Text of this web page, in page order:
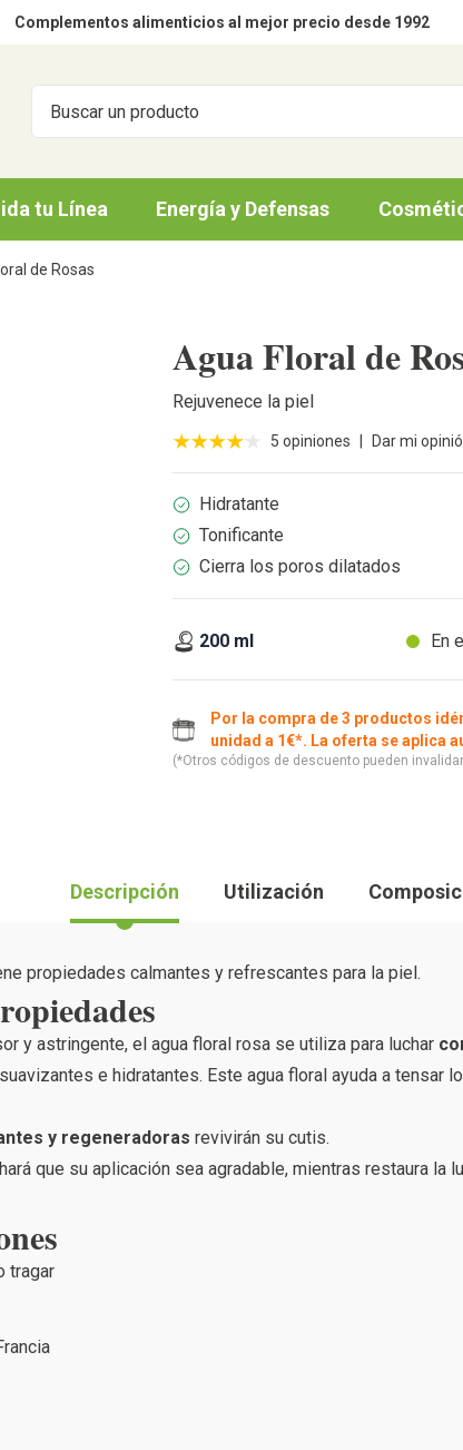
Complementos alimenticios al mejor precio desde 1992
tu Línea Energía y Defensas
de Rosas
Agua Floral de
Rejuvenece la piel
5 opiniones Dar mi
Hidratante
Tonificante
Cierra los poros dilatados
200 ml En
Por la compra de 3 productos
unidad a 1€*. La oferta se aplica
(*Otros códigos de descuento pueden
Descripción Utilización
propiedades calmantes y refrescantes para la piel.
y astringente, el agua floral rosa se utiliza para luchar
e hidratantes. Este agua floral ayuda a tensar
y regeneradoras revivirán su cutis.
que su aplicación sea agradable, mientras restaura la
tragar